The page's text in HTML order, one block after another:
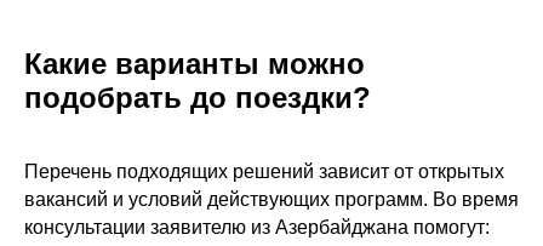
Какие варианты можно
подобрать до поездки?
Перечень подходящих решений зависит от открытых
вакансий и условий действующих программ. Во время
консультации заявителю из Азербайджана помогут: